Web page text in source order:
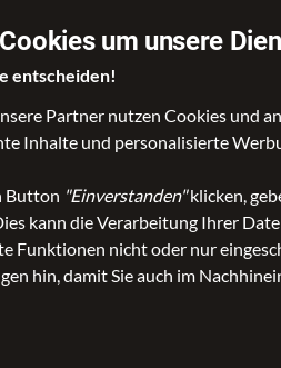
um unsere
entscheiden!
Partner nutzen Cookies und
Inhalte und personalisierte
Button "Einverstanden"klicken,
kann die Verarbeitung Ihrer
Funktionen nicht oder nur
hin, damit Sie auch im
Lieblingswelt